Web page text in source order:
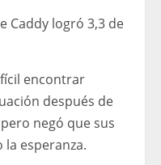
Caddy logró 3,3 de
encontrar
después de
negó que sus
esperanza.